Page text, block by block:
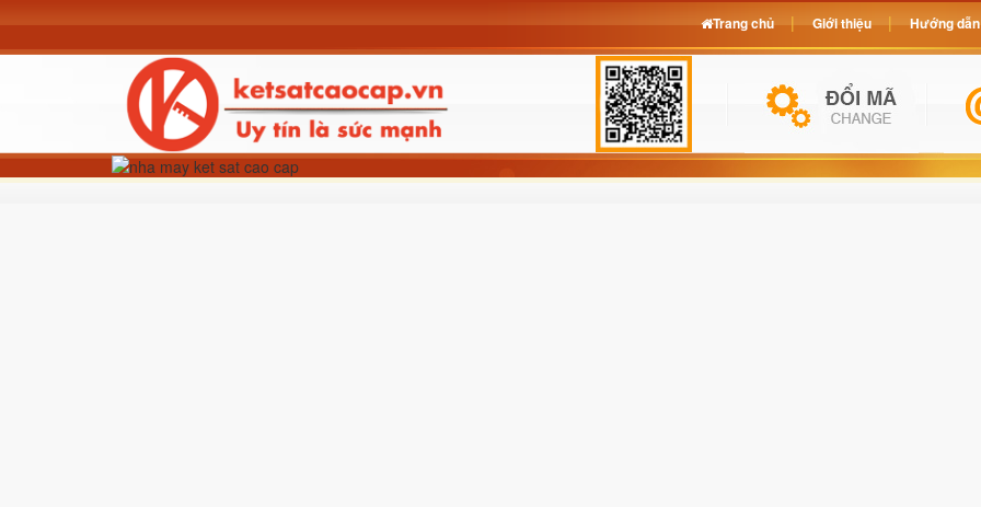
Trang chủ Giới thiệu Hướng